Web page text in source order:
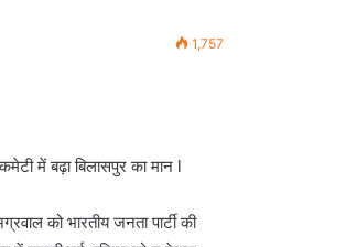
1,757
में बढ़ा बिलासपुर का मान l
को भारतीय जनता पार्टी की